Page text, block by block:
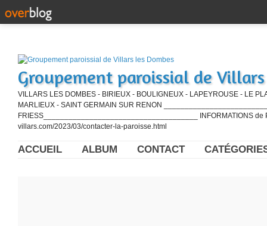
Groupement paroissial de
VILLARS LES DOMBES - BIRIEUX - BOULIGNEUX - LAPEYROUSE - LE
MARLIEUX - SAINT GERMAIN SUR RENON
FRIESS_____________________________________ INFORMATIONS de
villars.com/2023/03/contacter-la-paroisse.html
ACCUEIL ALBUM CONTACT